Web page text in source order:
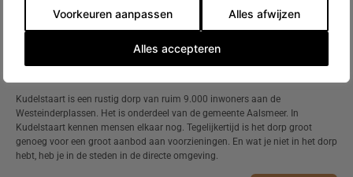
Voorkeuren aanpassen Alles afwijzen
Alles accepteren
Kudelstaart is een rustig dorp van ruim 9.000 inwoners aan de
Westeinderplassen. Het is onderdeel van de gemeente Aalsmeer. In
Kudelstaart kennen mensen elkaar nog. Tegelijkertijd is het dorp groot
genoeg voor een groot aanbod aan voorzieningen. En wat je niet in het dorp
hebt, heb je in de steden in de directe omgeving.